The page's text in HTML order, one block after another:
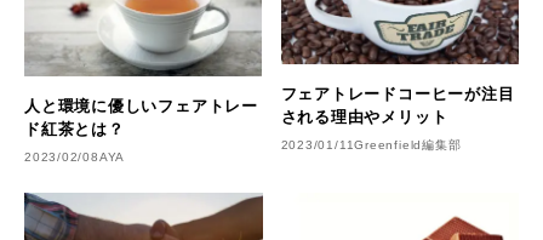
人と環境に優しいフェアトレー
ド紅茶とは？
2023/02/08AYA
フェアトレードコーヒーが注目
される理由やメリット
2023/01/11Greenfield編集部